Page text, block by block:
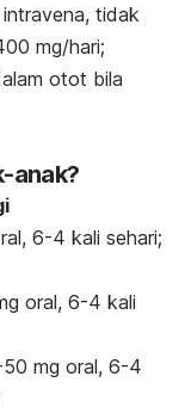
intravena, tidak
mg/hari;
otot bila
anak?
6-4 kali sehari;
oral, 6-4 kali
mg oral, 6-4